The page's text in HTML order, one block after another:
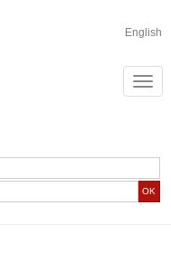
English
OK